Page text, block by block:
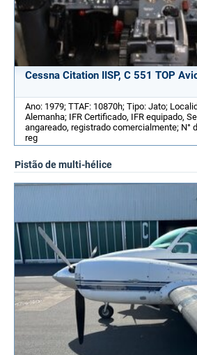
Cessna Citation IISP, C 551 TOP
Ano: 1979; TTAF: 10870h; Tipo: Jato;
Alemanha; IFR Certificado, IFR equipado,
angareado, registrado comercialmente; N°
reg
Pistão de multi-hélice